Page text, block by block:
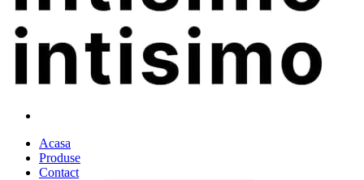
Acasa
Produse
Contact